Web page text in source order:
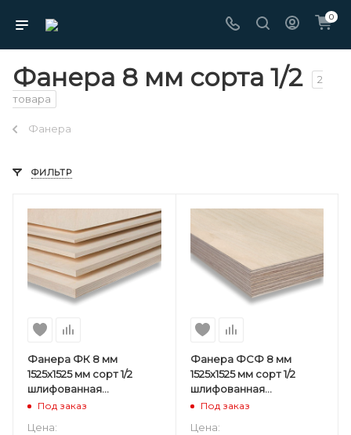
0
Фанера 8 мм сорта 1/2
2
товара
Фанера
ФИЛЬТР
Фанера ФК 8 мм
1525х1525 мм сорт 1/2
шлифованная
березовая
Под заказ
Цена:
Фанера ФСФ 8 мм
1525х1525 мм сорт 1/2
шлифованная
березовая
Под заказ
Цена: